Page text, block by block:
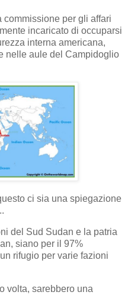
per gli affari
incaricato di occuparsi
interna americana,
nelle aule del Campidoglio
ci sia una spiegazione
del Sud Sudan e la patria
siano per il 97%
rifugio per varie fazioni
volta, sarebbero una